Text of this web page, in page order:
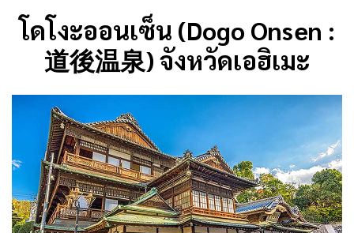
โดโงะออนเซ็น (Dogo Onsen :
道後温泉) จังหวัดเอฮิเมะ